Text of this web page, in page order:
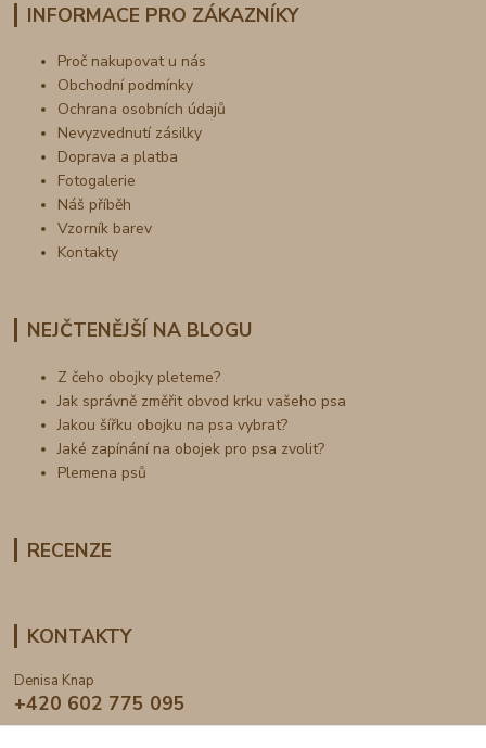
INFORMACE PRO ZÁKAZNÍKY
Proč nakupovat u nás
Obchodní podmínky
Ochrana osobních údajů
Nevyzvednutí zásilky
Doprava a platba
Fotogalerie
Náš příběh
Vzorník barev
Kontakty
NEJČTENĚJŠÍ NA BLOGU
Z čeho obojky pleteme?
Jak správně změřit obvod krku vašeho psa
Jakou šířku obojku na psa vybrat?
Jaké zapínání na obojek pro psa zvolit?
Plemena psů
RECENZE
KONTAKTY
Denisa Knap
+420 602 775 095